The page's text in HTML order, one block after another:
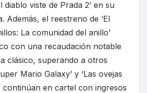
diablo viste de Prada 2’ en su
Además, el reestreno de ‘El
La comunidad del anillo’
con una recaudación notable
clásico, superando a otros
Mario Galaxy’ y ‘Las ovejas
continúan en cartel con ingresos